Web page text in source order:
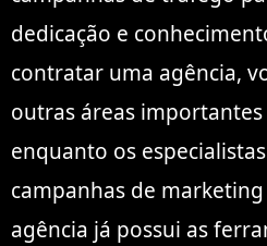
dedicação e
contratar uma agência,
outras áreas
enquanto os
campanhas de
agência já possui as